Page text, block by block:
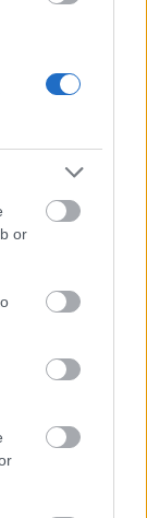
or
református
indult be a